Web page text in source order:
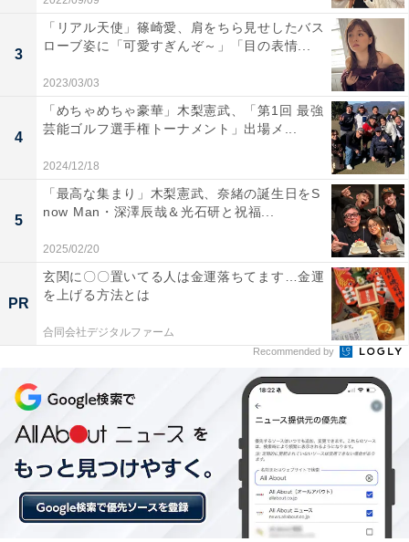
3
「リアル天使」篠崎愛、肩をちら見せしたバス
ローブ姿に「可愛すぎんぞ～」「目の表情...
2023/03/03
4
「めちゃめちゃ豪華」木梨憲武、「第1回 最強
芸能ゴルフ選手権トーナメント」出場メ...
2024/12/18
5
「最高な集まり」木梨憲武、奈緒の誕生日をS
now Man・深澤辰哉＆光石研と祝福...
2025/02/20
PR
玄関に〇〇置いてる人は金運落ちてます…金運
を上げる方法とは
合同会社デジタルファーム
Recommended by